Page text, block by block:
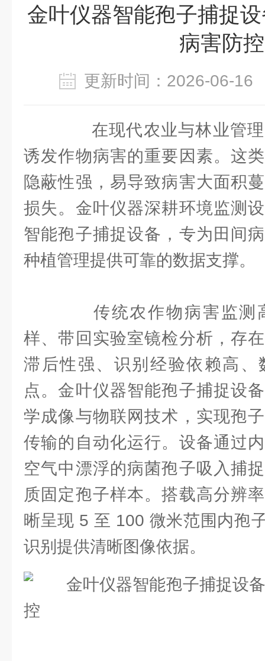
金叶仪器智能孢子捕捉
病害防控
更新时间：2026-06-
在现代农业与林业管理
诱发作物病害的重要因素。这
隐蔽性强，易导致病害大面积
损失。金叶仪器深耕环境监测
智能孢子捕捉设备，专为田间
种植管理提供可靠的数据支撑。
传统农作物病害监测
样、带回实验室镜检分析，存
滞后性强、识别经验依赖高、
点。金叶仪器智能孢子捕捉设
学成像与物联网技术，实现孢
传输的自动化运行。设备通过
空气中漂浮的病菌孢子吸入捕
质固定孢子样本。搭载高分辨
晰呈现 5 至 100 微米范围内孢
识别提供清晰图像依据。